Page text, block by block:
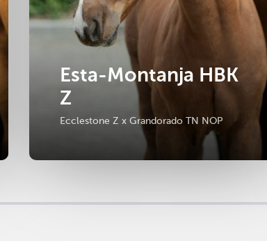
Esta-Montanja HBK
Z
Ecclestone Z x Grandorado TN NOP